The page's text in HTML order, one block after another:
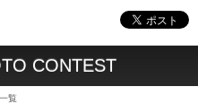
CONTEST
覧